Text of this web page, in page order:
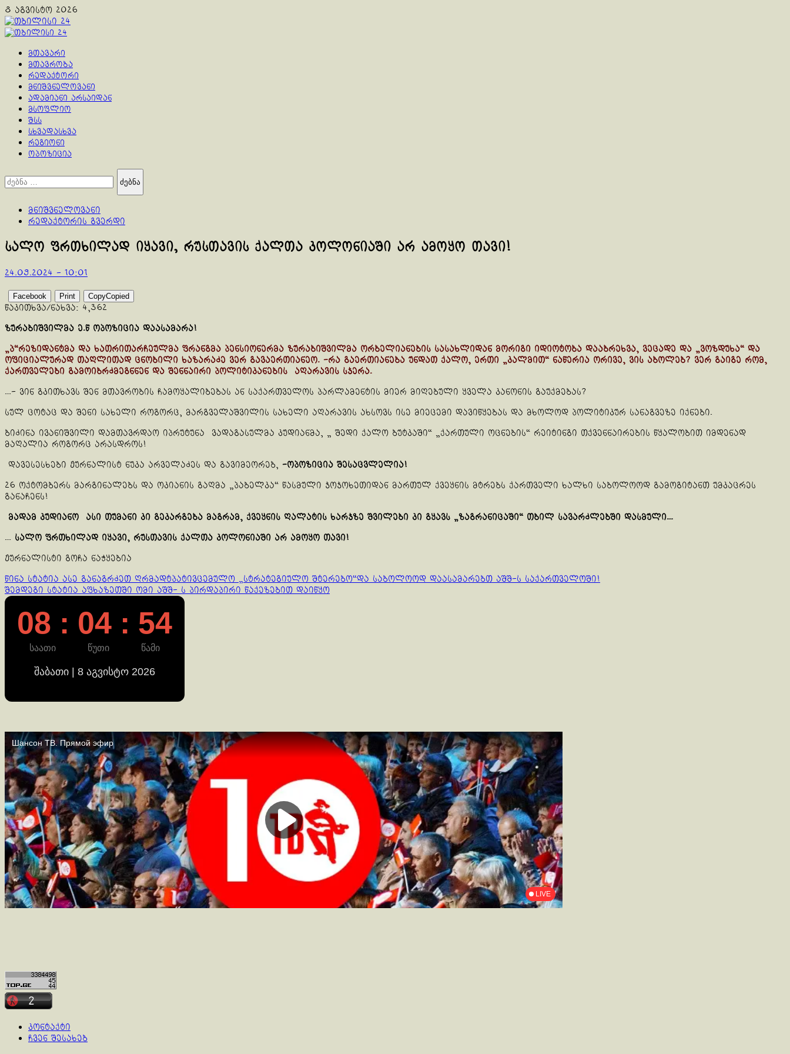
Skip
to
content
8 აგვისტო 2026
Primary
მთავარი
მთავრობა
რედაქტორი
მნიშვნელოვანი
ადამიანი არსაიდან
მსოფლიო
შსს
სხვადასხვა
რეგიონი
ოპოზიცია
ძებნა:
მნიშვნელოვანი
რედაქტორის გვერდი
სალო ფრთხილად იყავი, რუსთავის ქალთა კოლონიაში არ ამოყო თავი!
24.09.2024 - 10:01
Facebook Print CopyCopied
წაკითხვა/ნახვა: 4,362
ზურაბიშვილმა ე.წ ოპოზიცია დაასამარა!
„პ“რეზიდანტმა და ხათრითარჩეულმა ფრანგმა პენსიონერმა ზურაბიშვილმა ორბელიანების სასახლიდან მორიგი იდიოტობა დააბრეხვა, ვეცადე და „ვოზდუხა“ და
ოფიციალურად თაღლითად ცნობილი ხაზარაძე ვერ გავაერთიანეო. -რა გაერთიანება უნდათ ქალო, ერთი „კალმით“ ნაწერია ორივე, ვის აბოლებ? ვერ გაიგე რომ,
ქართველები გამოიბრძმეგნნენ და შენნაირი პოლიტიკანების აღარავის სჯერა.
…- ვინ გკითხავს შენ მთავრობის ჩამოყალიბებას ან საქართველოს პარლამენტის მიერ მიღებული ყველა კანონის გაუქმებას?
სულ ცოტაც და შენი სახელი როგორც, მარგველაშვილის სახელი აღარავის ახსოვს ისე მიეცემი დავიწყებას და მხოლოდ პოლიტიკურ სანაგვეზე იქნები.
ბიძინა ივანიშვილი დამთავრდაო იპრუტუნა ვადაგასულმა კუდიანმა, „ შედი ქალო ბუტკაში“ „ქართული ოცნების“ რეიტინგი თქვენნაირების წყალობით იმდენად
მაღალია როგორც არასდროს!
დავესესხები ჟურნალისტ ნუკა არველაძეს და გავიმეორებ, -ოპოზიცია შესაცვლელია!
26 ოქტომბერს მარგინალებს და ოკიანის გაღმა „პაბელკა“ წასმული ჯოჯოხეთიდან მართულ ქვეყნის მტრებს ქართველი ხალხი საბოლოოდ გამოგიტანთ უმკაცრეს
განაჩენს!
მადამ კუდიანო ასი თუმანი კი გეკარგება მაგრამ, ქვეყნის ღალატის ხარჯზე შვილები კი გყავს „ზაგრანიცაში“ თბილ სავარძლებში დასმული…
… სალო ფრთხილად იყავი, რუსთავის ქალთა კოლონიაში არ ამოყო თავი!
ჟურნალისტი გოჩა ნაჭყებია
Continue
Reading
წინა სტატია ასე განაგრძეთ ღრმადტპატივცემულო „სტრატეგიულო შტერებო“და საბოლოოდ დაასამარებთ აშშ-ს საქართველოში!
შემდეგი სტატია აფხაზეთში ომი აშშ- ს პირდაპირი წაქეზებით დაიწყო
08 : 04 : 54
საათი წუთი წამი
შაბათი | 8 აგვისტო 2026
კონტაქტი
ჩვენ შესახებ